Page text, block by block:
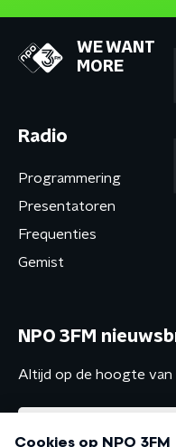
WE WANT
MORE
Radio
Programmering
Presentatoren
Frequenties
Gemist
NPO 3FM
Altijd op de hoogte van